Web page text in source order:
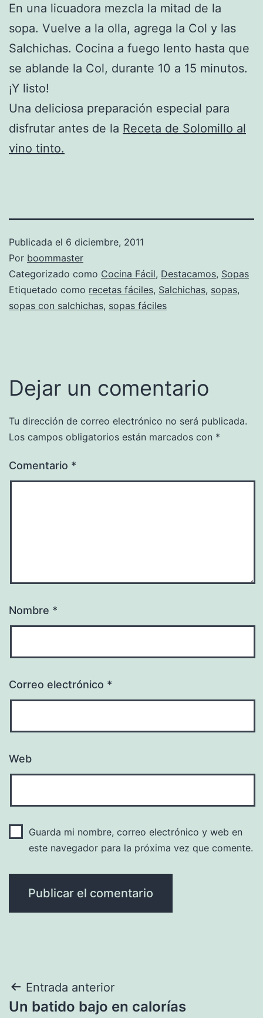
En una licuadora mezcla la mitad de la
sopa. Vuelve a la olla, agrega la Col y las
Salchichas. Cocina a fuego lento hasta que
se ablande la Col, durante 10 a 15 minutos.
¡Y listo!
Una deliciosa preparación especial para
disfrutar antes de la Receta de Solomillo al
vino tinto.
Publicada el 6 diciembre, 2011
Por boommaster
Categorizado como Cocina Fácil, Destacamos, Sopas
Etiquetado como recetas fáciles, Salchichas, sopas,
sopas con salchichas, sopas fáciles
Dejar un comentario
Tu dirección de correo electrónico no será publicada.
Los campos obligatorios están marcados con *
Comentario *
Nombre *
Correo electrónico *
Web
Guarda mi nombre, correo electrónico y web en
este navegador para la próxima vez que comente.
Navegación
Entrada anterior
Un batido bajo en calorías